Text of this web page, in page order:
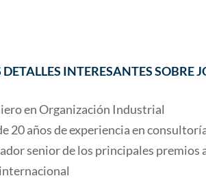
INTERESANTES SOBRE
en Organización Industrial
20 años de experiencia en
senior de los principales premios